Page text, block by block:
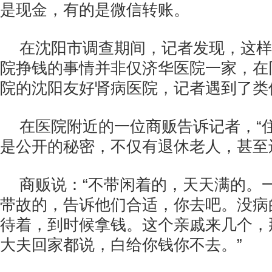
是现金，有的是微信转账。
在沈阳市调查期间，记者发现，这
院挣钱的事情并非仅济华医院一家，
院的沈阳友好肾病医院，记者遇到了
在医院附近的一位商贩告诉记者，“
是公开的秘密，不仅有退休老人，甚
商贩说：“不带闲着的，天天满的。
带故的，告诉他们合适，你去吧。没
待着，到时候拿钱。这个亲戚来几个
大夫回家都说，白给你钱你不去。”